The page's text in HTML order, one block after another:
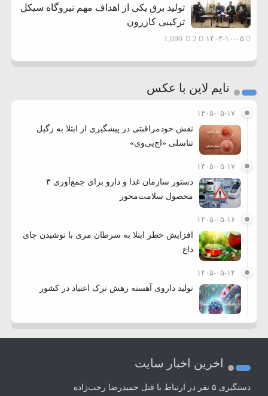
تولید برق یکی از اهداف مهم نیروگاه سیکل
ترکیبی کازرون
۱۴۰۳-۱۰-۰۵ 1,690
تایم لاین با عکس
۱۴۰۵-۰۵-۱۷
نقش خودمراقبتی در پیشگیری از ابتلا به زگیل
تناسلی «اچ‌پی‌وی»
۱۴۰۵-۰۵-۱۷
دستور سازمان غذا و دارو برای جمع‌آوری ۳
محصول سلامت‌محور
۱۴۰۵-۰۵-۱۶
افزایش خطر ابتلا به سرطان مری با نوشیدن چای
داغ
۱۴۰۵-۰۵-۱۴
تولید داروی آهسته رهش ترک اعتیاد در کشور
اخرین اخبار سایت
دستگیری ۵ نفر در ارتباط با قتل حمیدرضا رجب‌زاده